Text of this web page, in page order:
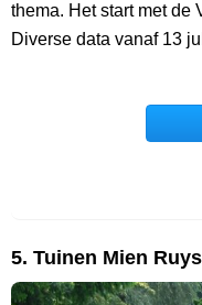
thema. Het start met de
Diverse data vanaf 13
5. Tuinen Mien Ruys